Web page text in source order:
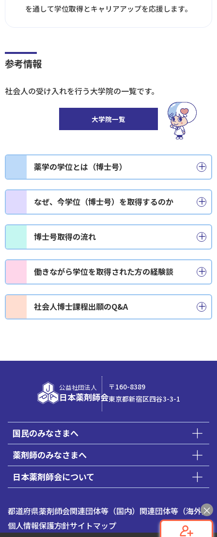
を通して学位取得とキャリアアップを応援します。
参考情報
社会人の受け入れを行う大学院の一覧です。
大学院一覧
薬学の学位とは（博士号）
薬学の学位（博士号）は、薬学分野における最高峰の学
位であり、高度な専門知識と優れた研究能力を有するこ
との証しです。この学位を取得するためには、大学院の
博士課程で体系的な研究を行い、新たな知見や価値を生
み出すための独創的な研究論文が学術雑誌として受理さ
れ、大学院の学位審査に合格する必要があります。
薬局薬剤師が博士号を取得するということは、日々の業
務で直面する課題を学術的な視点から深く掘り下げ、科
学的根拠に基づいた解決策を導き出す力を養うことにつ
ながります。これは単なる知識の習得にとどまらず、
「専門家」としての薬剤師の価値をさらに高めることに
なぜ、今学位（博士号）を取得するのか
学位を取得することは、ご自身のキャリアに様々なメ
リットをもたらします。
専門性の深化とキャリアアップ
薬学的知識をさらに体系化し、特定分野の専門家と
しての地位を確立できます。
将来的には、社内教育担当職や大学教育職など、新
たなキャリアパスの選択肢も広がります。
薬学の発展や国民の健康増進に貢献することができ
医療現場での信頼性向上
エビデンスに基づいた医療が重視され
種からの信頼を高め、
療サービスの提供につながります。
博士号取得の流れ
目標設定と情報収集
「なぜ博士号が必要か」「どのような研究をしたい
か」といった目的を明確にします。
次に、ご自身の研究テーマや働き方に合った社会人
博士課程を受け入れている大学を探します。
入学試験を受ける前にコンタクトをとることが必要
入学試験と研究計画の策定
大学院の入学試験に向けて準備します。大学院に
研究成果や実務経験、
そして今後の研究計画も問われます。この研究計画
は、大学院での研究の羅針盤となる重要なもので
す。
研究と論文執筆
ながらの研究は時間管理が重要になります。
日々の業務と両立しながら、計画した研究を実施す
るとともにデータ分析や論文執筆に取り組みます。
働きながら学位を取得された方の経験談
働きながら学位を取得されたお2人に、仕事と学びを両立
させながら、どのようにして目標を達成されたのか、そ
の経験や今の活躍について伺いました。
奨学金の利用：無し 奨学金の利用：
学位取得を目指したきっかけを教えてくだ
さい
Aさん
私は大学生の時に臨床経験を有する実務家教員が主
いました。指導教官からは、実践を通して“医療の発展
には臨床現場における問題点を解決するための研究が
社会人博士課程出願のQ&A
A奨学金制度を利用できる可能性があります。
ただし、奨学金の種類や申請期間は、大学院への入学
前、または入学直後に限られることがほとんどです。
奨学金の利用を検討される場合は、出願準備の段階か
大学院によっては、独自の奨学金制度や授業料の減免
制度が設けられている場合があります。また、日本学
生支援機構（JASSO）の奨学金制度があります。詳細
はJASSOのウェブサイトをご確認ください。
Q2学費は学部生と同額ですか。
Aいいえ、多くの場合、学部生と同額ではありませ
ん。
公益社団法人
日本薬剤師会
〒160-8389
東京都新宿区四谷3-3-1
国民のみなさまへ
薬剤師のみなさまへ
日本薬剤師会について
都道府県薬剤師会関連団体等（国内） 関連団体等（海外）
個人情報保護方針サイトマップ